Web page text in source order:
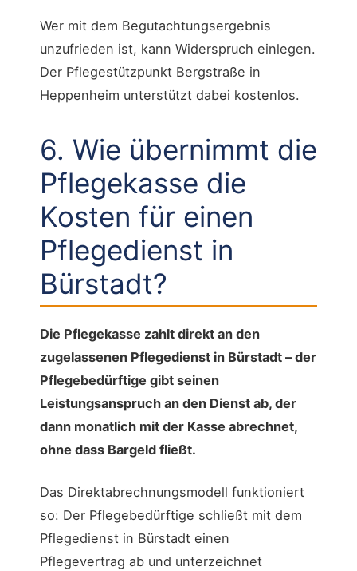
Wer mit dem Begutachtungsergebnis
unzufrieden ist, kann Widerspruch einlegen.
Der Pflegestützpunkt Bergstraße in
Heppenheim unterstützt dabei kostenlos.
6. Wie übernimmt die
Pflegekasse die
Kosten für einen
Pflegedienst in
Bürstadt?
Die Pflegekasse zahlt direkt an den
zugelassenen Pflegedienst in Bürstadt – der
Pflegebedürftige gibt seinen
Leistungsanspruch an den Dienst ab, der
dann monatlich mit der Kasse abrechnet,
ohne dass Bargeld fließt.
Das Direktabrechnungsmodell funktioniert
so: Der Pflegebedürftige schließt mit dem
Pflegedienst in Bürstadt einen
Pflegevertrag ab und unterzeichnet